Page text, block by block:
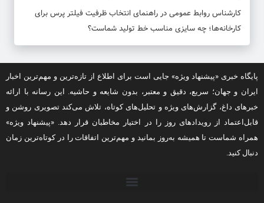
کارشناس روابط عمومیدر راهنمای انتخاب ظرفیت فیلتر پرس برای
کارخانه‌ها؛ چه سایزی مناسب خط تولید شماست؟
پایگاه خبری «پیشنهاد ویژه» جایی است برای اطلاع از تازه‌ترین و مهم‌ترین اخبار
ایران و جهان؛ سریع، دقیق و معتبر، بدون شایعه و حاشیه. این رسانه با ارائه
خبرهای داغ، گزارش‌های ویژه و تحلیل‌های کوتاه، تلاش می‌کند تصویری روشن و
قابل‌اعتماد از رویدادهای روز را در اختیار مخاطبان قرار دهد. «پیشنهاد ویژه»
همراه شماست تا همیشه به‌روز بمانید و مهم‌ترین اتفاقات را در کوتاه‌ترین زمان
دنبال کنید.